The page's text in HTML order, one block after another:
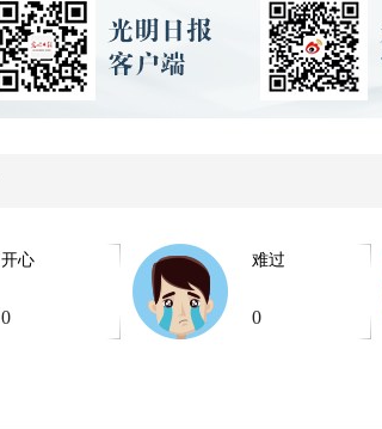
开心
0
难过
0